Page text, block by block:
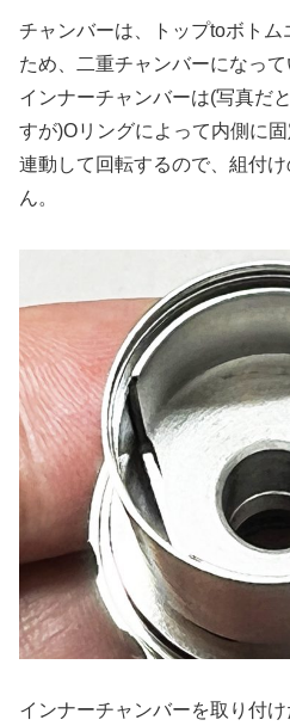
チャンバーは、トップtoボト
ため、二重チャンバーになって
インナーチャンバーは(写真だ
すが)Oリングによって内側に
連動して回転するので、組付
ん。
インナーチャンバーを取り付け